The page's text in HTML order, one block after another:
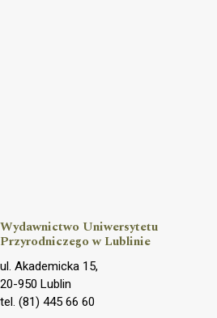
Wydawnictwo Uniwersytetu
Przyrodniczego w Lublinie
ul. Akademicka 15,
20-950 Lublin
tel. (81) 445 66 60